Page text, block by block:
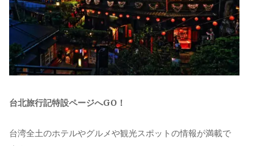
台北旅行記特設ページへGO！
台湾全土のホテルやグルメや観光スポットの情報が満載で